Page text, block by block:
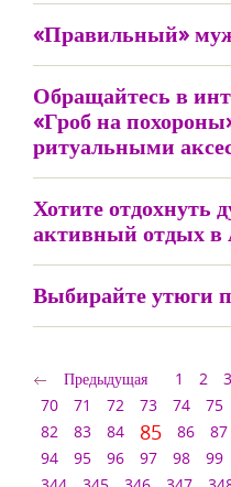
«Правильный»
Обращайтесь в
«Гроб на
ритуальными
Хотите отдохнуть
активный отдых в
Выбирайте утюги
Предыдущая 1 2 3
70
71 72 73 74 75
82
83 84 85 86 87
94
95 96 97 98 99